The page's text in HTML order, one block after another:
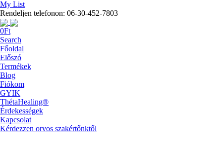
My List
Rendeljen telefonon: 06-30-452-7803
0Ft
Search
Főoldal
Előszó
Termékek
Blog
Fiókom
GYIK
ThétaHealing®
Érdekességek
Kapcsolat
Kérdezzen orvos szakértőnktől